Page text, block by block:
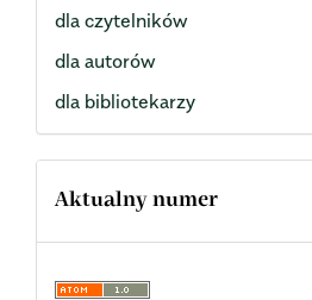
dla czytelników
dla autorów
dla bibliotekarzy
Aktualny numer